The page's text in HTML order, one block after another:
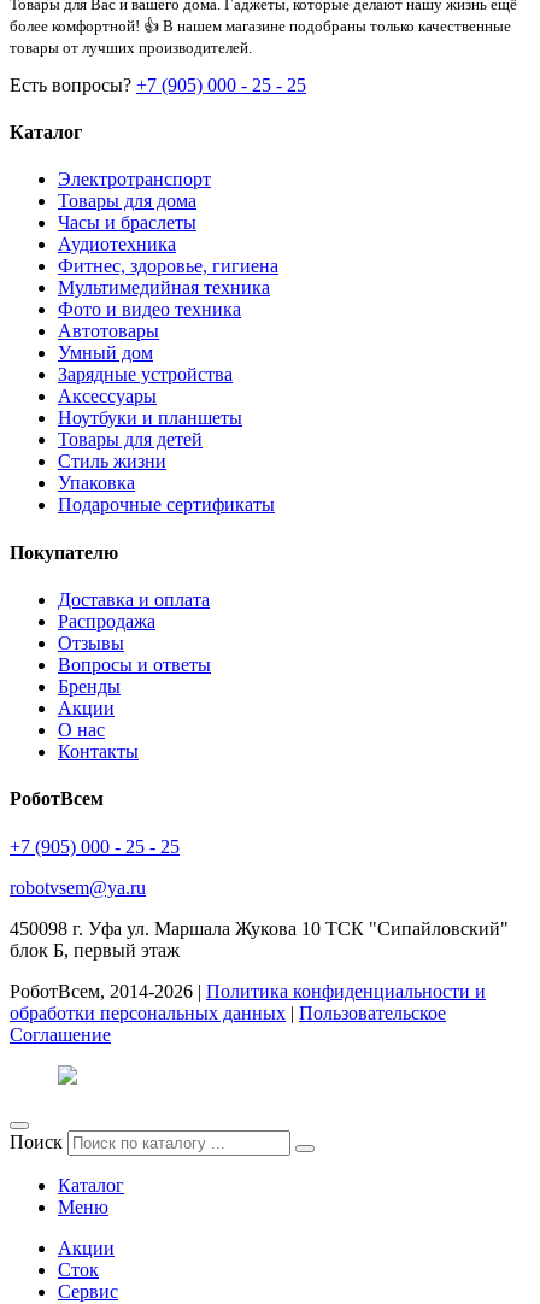
Товары для Вас и вашего дома. Гаджеты, которые делают нашу жизнь ещё
более комфортной! 👍 В нашем магазине подобраны только качественные
товары от лучших производителей.
Есть вопросы? +7 (905) 000 - 25 - 25
Каталог
Электротранспорт
Товары для дома
Часы и браслеты
Аудиотехника
Фитнес, здоровье, гигиена
Мультимедийная техника
Фото и видео техника
Автотовары
Умный дом
Зарядные устройства
Аксессуары
Ноутбуки и планшеты
Товары для детей
Стиль жизни
Упаковка
Подарочные сертификаты
Покупателю
Доставка и оплата
Распродажа
Отзывы
Вопросы и ответы
Бренды
Акции
О нас
Контакты
РоботВсем
+7 (905) 000 - 25 - 25
robotvsem@ya.ru
450098 г. Уфа ул. Маршала Жукова 10 ТСК "Сипайловский"
блок Б, первый этаж
РоботВсем, 2014-2026 | Политика конфиденциальности и
обработки персональных данных | Пользовательское
Соглашение
Поиск
Каталог
Меню
Акции
Сток
Сервис